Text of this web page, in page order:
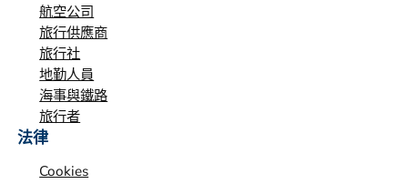
航空公司
旅行供應商
旅行社
地勤人員
海事與鐵路
旅行者
法律
Cookies